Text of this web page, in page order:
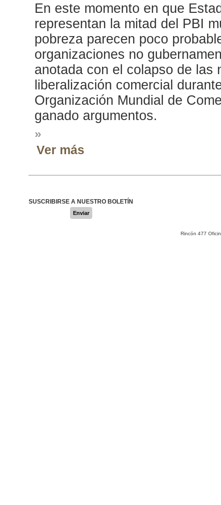
En este momento en que
representan la mitad del PBI
pobreza parecen poco
organizaciones no
anotada con el colapso de las
liberalización comercial
Organización Mundial de
ganado argumentos.
»
Ver más
SUSCRIBIRSE A NUESTRO BOLETÍN
Enviar
Rincón 477